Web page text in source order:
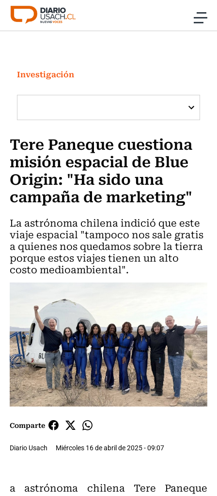
Click acá para ir directamente al contenido
Investigación
Cultura
Programas Radio y TV Usach
Investigación
Tere Paneque cuestiona
misión espacial de Blue
Origin: "Ha sido una
campaña de marketing"
La astrónoma chilena indició que este
viaje espacial "tampoco nos sale gratis
a quienes nos quedamos sobre la tierra
porque estos viajes tienen un alto
costo medioambiental".
Comparte
Diario Usach Miércoles 16 de abril de 2025 - 09:07
a astrónoma chilena Tere Paneque